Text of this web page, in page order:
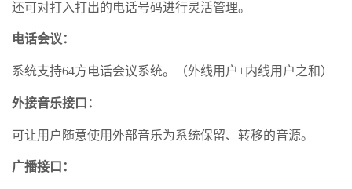
还可对打入打出的电话号码进行灵活管理。
电话会议 ：
系统支持64方电话会议系统。（外线用户+内线用户之和）
外接音乐接口 ：
可让用户随意使用外部音乐为系统保留、转移的音源。
广播接口 ：